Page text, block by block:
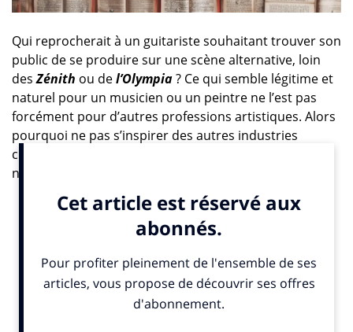
Qui reprocherait à un guitariste souhaitant trouver son
public de se produire sur une scène alternative, loin
desZénith ou del’Olympia? Ce qui semble légitime et
naturel pour un musicien ou un peintre ne l’est pas
forcément pour d’autres professions artistiques. Alors
pourquoi ne pas s’inspirer des autres industries
culturelles pour changer la sienne ? De ce constat est
né
auteurs puissent ainsi accéder au marché et partager
leur œuvre avec un public qui saura l’apprécier. Avec
ses 6 maisons d’édition, il vise à favoriser la pluralité
diversité d’auteurs et de textes. Comme l’expliquent les
équipes dans un communiqué : «Nous voulons
dépoussiérer et faire évoluer le monde de l’édition ! Il s’agit